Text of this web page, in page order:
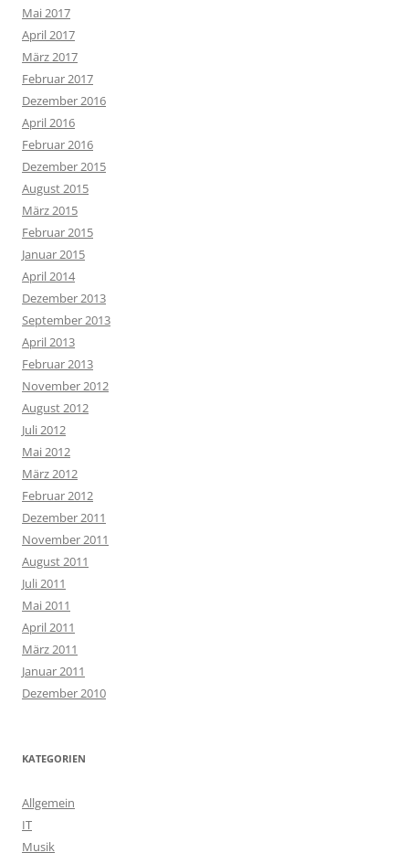
Mai 2017
April 2017
März 2017
Februar 2017
Dezember 2016
April 2016
Februar 2016
Dezember 2015
August 2015
März 2015
Februar 2015
Januar 2015
April 2014
Dezember 2013
September 2013
April 2013
Februar 2013
November 2012
August 2012
Juli 2012
Mai 2012
März 2012
Februar 2012
Dezember 2011
November 2011
August 2011
Juli 2011
Mai 2011
April 2011
März 2011
Januar 2011
Dezember 2010
KATEGORIEN
Allgemein
IT
Musik